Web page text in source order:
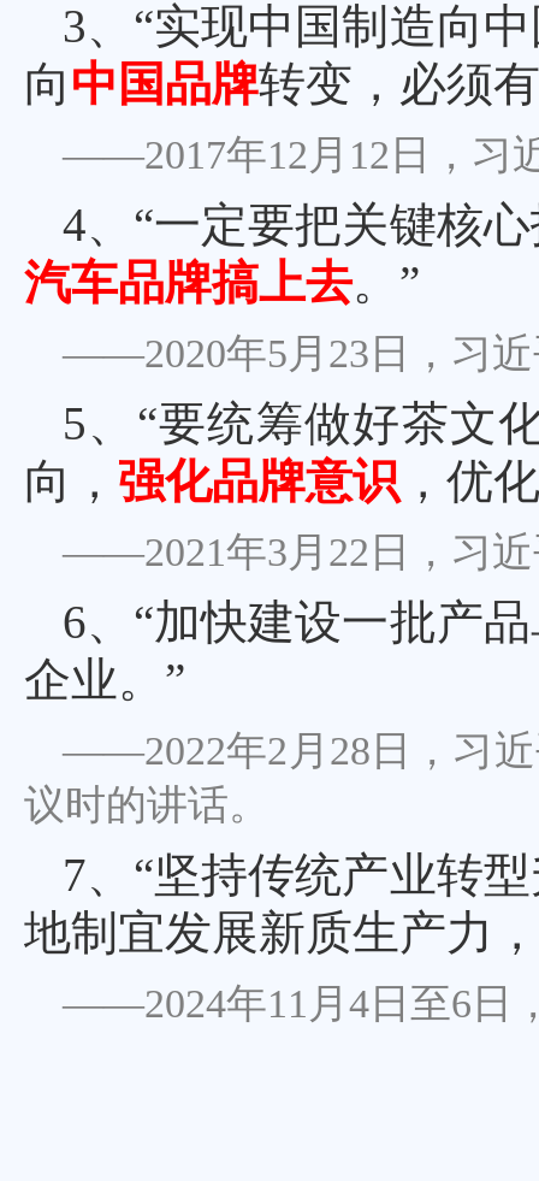
3、 “实现中国制造向
向中国品牌转变，必须
——2017年12月12日，习
4、 “一定要把关键核
汽车品牌搞上去。”
——2020年5月23日，习
5、 “要统筹做好茶文
向， 强化品牌意识 ，优
——2021年3月22日，习
6、 “加快建设一批产
企业。”
——2022年2月28日，习
议时的讲话。
7、 “坚持传统产业转
地制宜发展新质生产力
——2024年11月4日至6日